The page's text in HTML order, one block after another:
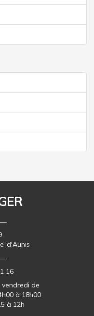
d'Aunis
16
de
à 18h00
à 12h